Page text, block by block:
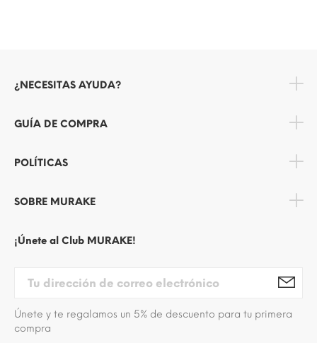
¿NECESITAS AYUDA?
GUÍA DE COMPRA
POLÍTICAS
SOBRE MURAKE
¡Únete al Club MURAKE!
Únete y te regalamos un 5% de descuento para tu primera
compra